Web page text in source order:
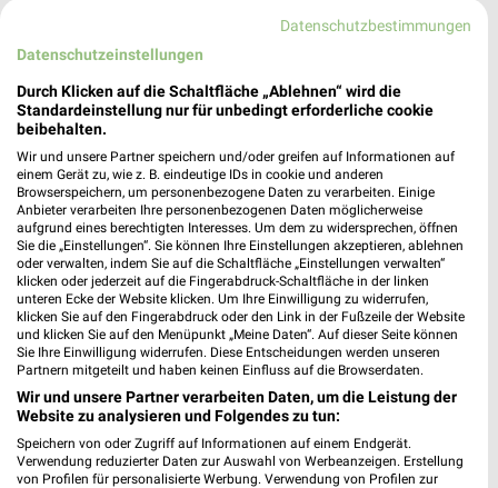
dm Bad Kötzting
Westumgehung 12
93444 Bad Kötzting
Heute 08:00 - 20:00 Uhr |
Geöffnet
0,62 km
Rossmann Viechtach
Paul-Maurer-Str. 1a und 3
94234 Viechtach
Heute 08:00 - 20:00 Uhr | Geöffnet
10,67 km • Angebote: 3 Prospekte
Datenschutzbestimmungen
Datenschutzeinstellungen
Durch Klicken auf die Schaltfläche „Ablehnen“ wird die
Standardeinstellung nur für unbedingt erforderliche cookie
beibehalten.
Wir und unsere Partner speichern und/oder greifen auf Informationen auf
einem Gerät zu, wie z. B. eindeutige IDs in cookie und anderen
Browserspeichern, um personenbezogene Daten zu verarbeiten. Einige
Anbieter verarbeiten Ihre personenbezogenen Daten möglicherweise
aufgrund eines berechtigten Interesses. Um dem zu widersprechen, öffnen
Sie die „Einstellungen“. Sie können Ihre Einstellungen akzeptieren, ablehnen
oder verwalten, indem Sie auf die Schaltfläche „Einstellungen verwalten“
klicken oder jederzeit auf die Fingerabdruck-Schaltfläche in der linken
unteren Ecke der Website klicken. Um Ihre Einwilligung zu widerrufen,
klicken Sie auf den Fingerabdruck oder den Link in der Fußzeile der Website
und klicken Sie auf den Menüpunkt „Meine Daten“. Auf dieser Seite können
Sie Ihre Einwilligung widerrufen. Diese Entscheidungen werden unseren
Partnern mitgeteilt und haben keinen Einfluss auf die Browserdaten.
Wir und unsere Partner verarbeiten Daten, um die Leistung der
Website zu analysieren und Folgendes zu tun:
Speichern von oder Zugriff auf Informationen auf einem Endgerät.
Verwendung reduzierter Daten zur Auswahl von Werbeanzeigen. Erstellung
von Profilen für personalisierte Werbung. Verwendung von Profilen zur